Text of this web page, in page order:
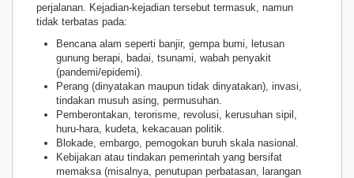
perjalanan. Kejadian-kejadian tersebut termasuk, namun
tidak terbatas pada:
Bencana alam seperti banjir, gempa bumi, letusan
gunung berapi, badai, tsunami, wabah penyakit
(pandemi/epidemi).
Perang (dinyatakan maupun tidak dinyatakan), invasi,
tindakan musuh asing, permusuhan.
Pemberontakan, terorisme, revolusi, kerusuhan sipil,
huru-hara, kudeta, kekacauan politik.
Blokade, embargo, pemogokan buruh skala nasional.
Kebijakan atau tindakan pemerintah yang bersifat
memaksa (misalnya, penutupan perbatasan, larangan